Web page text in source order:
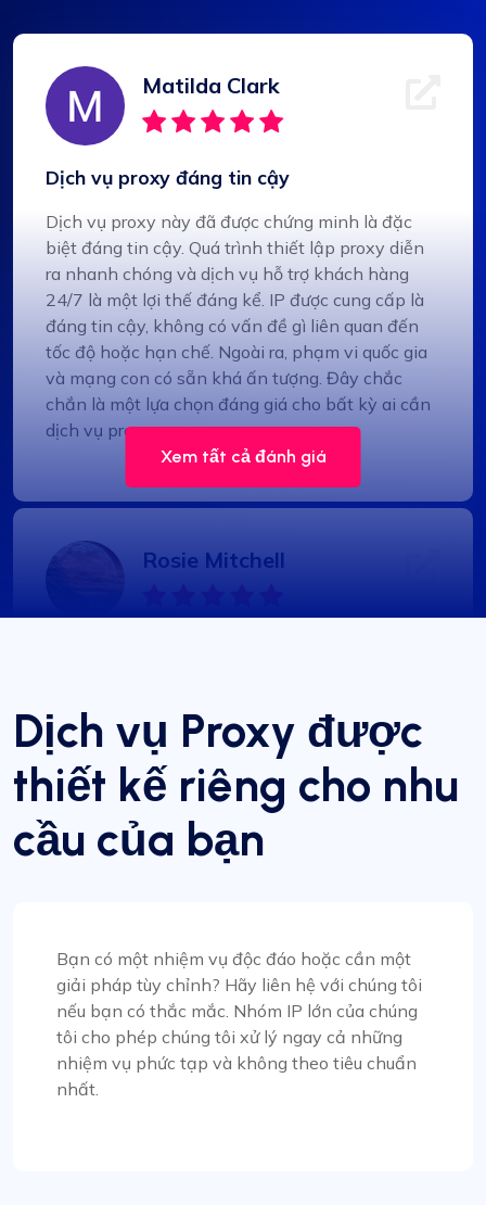
Matilda Clark
Dịch vụ proxy đáng tin cậy
Dịch vụ proxy này đã được chứng minh là đặc
biệt đáng tin cậy. Quá trình thiết lập proxy diễn
ra nhanh chóng và dịch vụ hỗ trợ khách hàng
24/7 là một lợi thế đáng kể. IP được cung cấp là
đáng tin cậy, không có vấn đề gì liên quan đến
tốc độ hoặc hạn chế. Ngoài ra, phạm vi quốc gia
và mạng con có sẵn khá ấn tượng. Đây chắc
chắn là một lựa chọn đáng giá cho bất kỳ ai cần
dịch vụ proxy.
Rosie Mitchell
hảo cho các công cụ SEO. Đặc biệt là những cái
quay. Dịch vụ khách hàng của họ là hàng đầu,
luôn sẵn sàng hỗ trợ mọi thắc mắc. Cảm ơn!
Một trong những dịch vụ proxy tốt nhất
Trải nghiệm của tôi với các dịch vụ của
ProxyCompass rất đáng chú ý, vượt qua mọi
Xem tất cả đánh giá
Dịch vụ Proxy được
thiết kế riêng cho nhu
cầu của bạn
Bạn có một nhiệm vụ độc đáo hoặc cần một
giải pháp tùy chỉnh? Hãy liên hệ với chúng tôi
nếu bạn có thắc mắc. Nhóm IP lớn của chúng
tôi cho phép chúng tôi xử lý ngay cả những
nhiệm vụ phức tạp và không theo tiêu chuẩn
nhất.